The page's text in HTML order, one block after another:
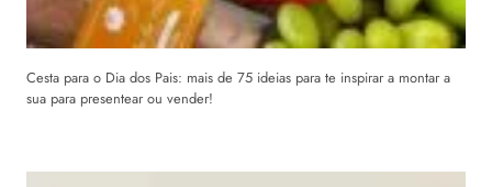
Cesta para o Dia dos Pais: mais de 75 ideias para te inspirar a montar a
sua para presentear ou vender!